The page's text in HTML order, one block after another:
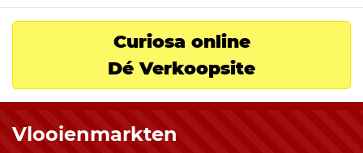
Curiosa online
Dé Verkoopsite
Vlooienmarkten